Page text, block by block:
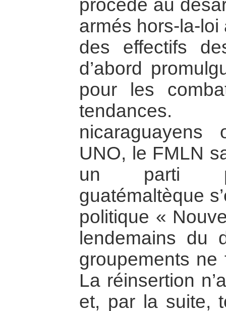
procédé au
armés hors-la-loi
des effectifs
d’abord
pour les
UNO, le FMLN
un parti
guatémaltèque
politique «
lendemains du
groupements
La réinsertion
et, par la suite,